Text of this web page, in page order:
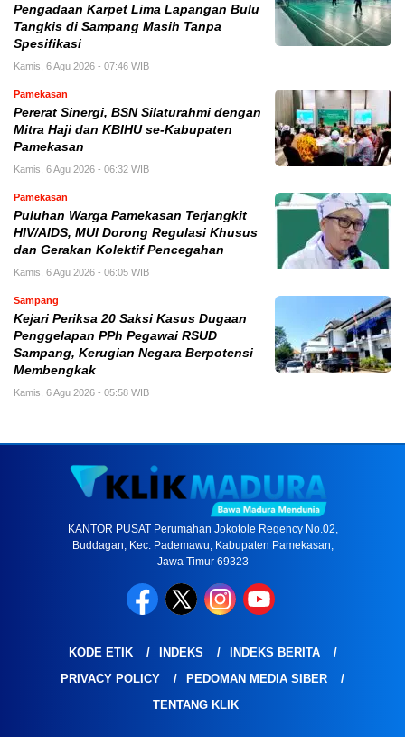
Pengadaan Karpet Lima Lapangan Bulu
Tangkis di Sampang Masih Tanpa
Spesifikasi
Kamis, 6 Agu 2026 - 07:46 WIB
Pamekasan
Pererat Sinergi, BSN Silaturahmi dengan
Mitra Haji dan KBIHU se-Kabupaten
Pamekasan
Kamis, 6 Agu 2026 - 06:32 WIB
Pamekasan
Puluhan Warga Pamekasan Terjangkit
HIV/AIDS, MUI Dorong Regulasi Khusus
dan Gerakan Kolektif Pencegahan
Kamis, 6 Agu 2026 - 06:05 WIB
Sampang
Kejari Periksa 20 Saksi Kasus Dugaan
Penggelapan PPh Pegawai RSUD
Sampang, Kerugian Negara Berpotensi
Membengkak
Kamis, 6 Agu 2026 - 05:58 WIB
KANTOR PUSAT Perumahan Jokotole Regency No.02,
Buddagan, Kec. Pademawu, Kabupaten Pamekasan,
Jawa Timur 69323
KODE ETIK INDEKS
INDEKS BERITA
PRIVACY POLICY
PEDOMAN MEDIA SIBER
TENTANG KLIK